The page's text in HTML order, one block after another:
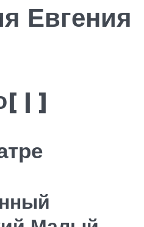
Евгения
| ]